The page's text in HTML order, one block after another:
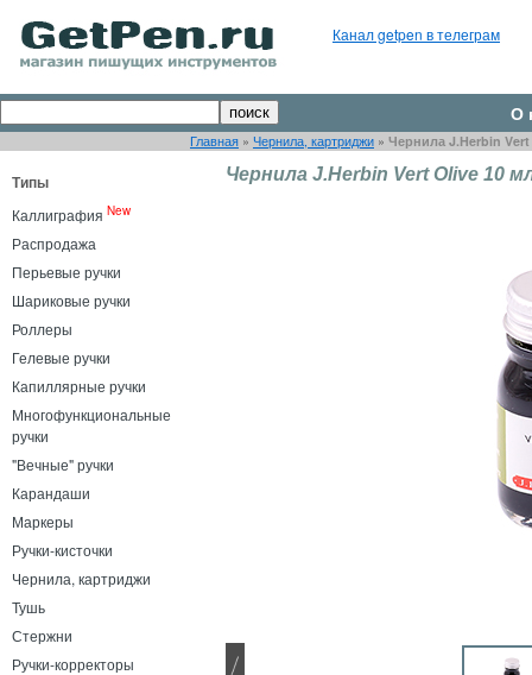
Канал getpen в телеграм
О
Главная » Чернила, картриджи » Чернила J.Herbin
Типы
Каллиграфия New
Распродажа
Перьевые ручки
Шариковые ручки
Роллеры
Гелевые ручки
Капиллярные ручки
Многофункциональные
ручки
"Вечные" ручки
Карандаши
Маркеры
Ручки-кисточки
Чернила, картриджи
Тушь
Стержни
Ручки-корректоры
Чернила J.Herbin Vert Olive 10